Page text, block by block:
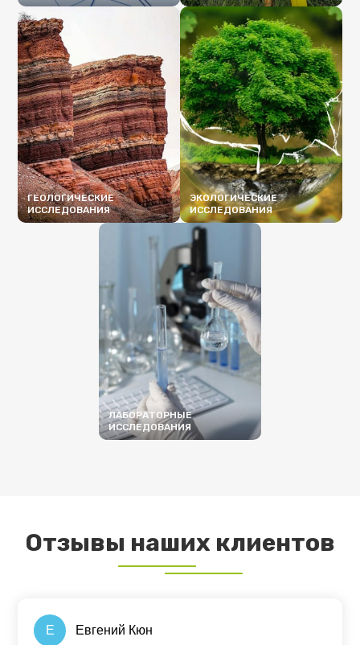
ПОДРОБНЕЕ ПОДРОБНЕЕ
ГЕОЛОГИЧЕСКИЕ
ИССЛЕДОВАНИЯ
ЭКОЛОГИЧЕСКИЕ
ИССЛЕДОВАНИЯ
ЛАБОРАТОРНЫЕ
ИССЛЕДОВАНИЯ
Отзывы наших клиентов
Е Евгений Кюн